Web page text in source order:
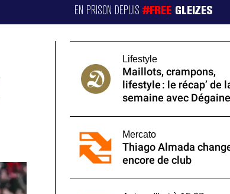
EN PRISON DEPUIS#FREE GLEIZES
Lifestyle
Maillots, crampons,
lifestyle : le récap’ de
semaine avec Dégaine
Mercato
Thiago Almada
encore de club